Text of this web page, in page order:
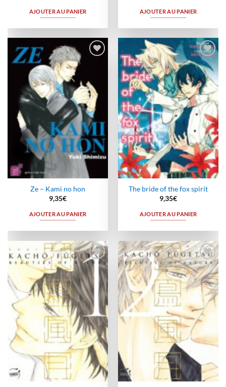
AJOUTER AU PANIER AJOUTER AU PANIER
Ze – Kami no hon
9,35€
AJOUTER AU PANIER
Ajouter
à la
wishlist
The bride of the fox spirit
9,35€
AJOUTER AU PANIER
Ajouter
à la
wishlist
Ajouter
à la
wishlist